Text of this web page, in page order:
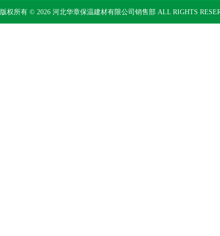
版权所有 © 2026 河北华章保温建材有限公司销售部 ALL RIGHTS